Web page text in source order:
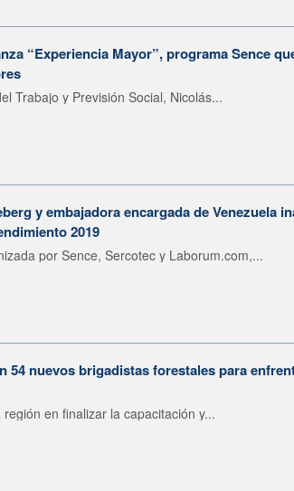
“Experiencia Mayor”, programa Sence
Trabajo y Previsión Social, Nicolás...
y embajadora encargada de Venezuela
2019
por Sence, Sercotec y Laborum.com,...
54 nuevos brigadistas forestales para
en finalizar la capacitación y...